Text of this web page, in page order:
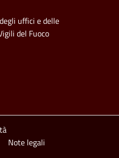
uffici e delle
del Fuoco
Note legali